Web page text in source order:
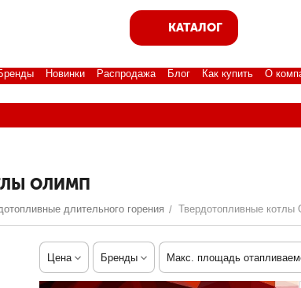
КАТАЛОГ
Новинки Распродажа Блог Как купить О
ОЛИМП
длительного горения / Твердотопливные котлы
Цена Бренды Макс. площадь